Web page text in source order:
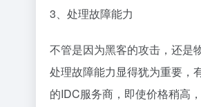
3、处理故障能力
不管是因为黑客的攻击，还是
处理故障能力显得犹为重要，
的IDC服务商，即使价格稍高